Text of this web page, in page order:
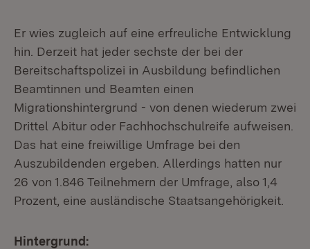
Er wies zugleich auf eine erfreuliche Entwicklung
hin. Derzeit hat jeder sechste der bei der
Bereitschaftspolizei in Ausbildung befindlichen
Beamtinnen und Beamten einen
Migrationshintergrund - von denen wiederum zwei
Drittel Abitur oder Fachhochschulreife aufweisen.
Das hat eine freiwillige Umfrage bei den
Auszubildenden ergeben. Allerdings hatten nur
26 von 1.846 Teilnehmern der Umfrage, also 1,4
Prozent, eine ausländische Staatsangehörigkeit.
Hintergrund: